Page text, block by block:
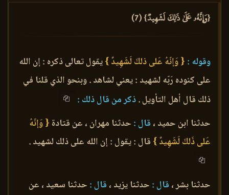
{وَإِنَّهُۥ عَلَىٰ ذَٰلِكَ لَشَهِيدٞ} (7)
وقوله : { وَإنّهُ عَلى ذلكَ لَشَهِيدٌ }يقول تعالى ذكره : إن الله
على كنوده رَبّه لشهيد : يعني لشاهد . وبنحو الذي قلنا في
ذلك قال أهل التأويل .ذكر من قال ذلك :
حدثنا ابن حميد ، قال : حدثنا مهران ، عن قتادة { وَإنّهُ
عَلى ذَلكَ لَشَهِيدٌ } قال : يقول : إن الله على ذلك لشهيد .
حدثنا بشر ، قال : حدثنا يزيد ، قال : حدثنا سعيد ، عن